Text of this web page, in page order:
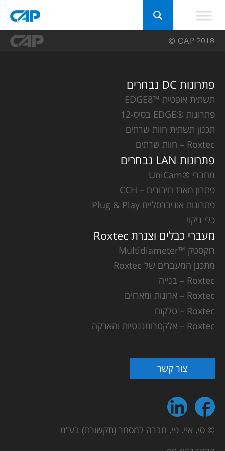
פתרונות DC נבחרים
תשתית אופטית ™EDGE8
פתרונות ®EDGE בסיס-12
תכנון תשתית חוות שרתים
Roxtec – חוות שרתים
פתרונות LAN נבחרים
מחברי ®UniCam
פתרון מארז חיבורים – CCH
פתרונות אוניברסליים Plug & Play
כלי ניקוי
מעברי כבלים וצנרת Roxtec
רוקסטק ™Multidiameter
מתכנן המעברים של Roxtec
Roxtec – בנייה
Roxtec – ארונות ומארזים
Roxtec – טלקום
Roxtec – אלקטרומגנטיות והארקה
צור קשר
© סי. איי. פי. חברה למסחר (תקשורת) בע”מ